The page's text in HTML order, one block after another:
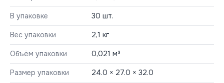
В упаковке 30 шт.
Вес упаковки 2,1 кг
Объём упаковки 0,021 м³
Размер упаковки 24.0 × 27.0 × 32.0